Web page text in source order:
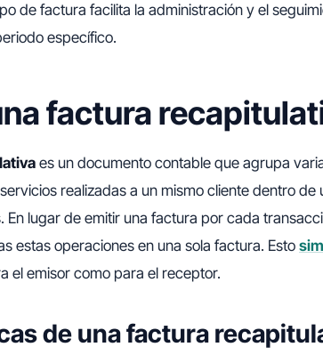
de factura facilita la administración y el
específico.
factura
es un documento contable que agrupa
realizadas a un mismo cliente dentro
En lugar de emitir una factura por cada
estas operaciones en una sola factura. Esto
el emisor como para el receptor.
de una factura